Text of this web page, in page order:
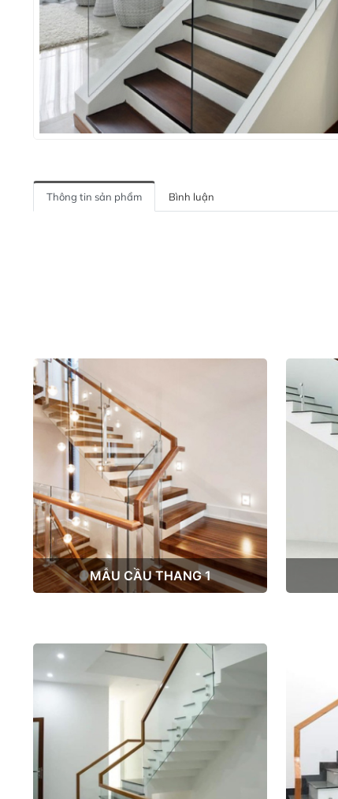
Thông tin sản phẩm Bình luận
MẪU CẦU THANG 1